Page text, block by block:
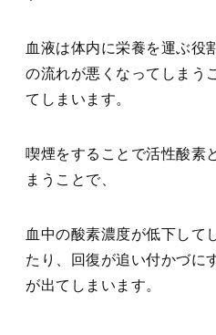
血液は体内に栄養を運ぶ役
の流れが悪くなってしまう
てしまいます。
喫煙をすることで活性酸素
まうことで、
血中の酸素濃度が低下して
たり、回復が追い付かづに
が出てしまいます。